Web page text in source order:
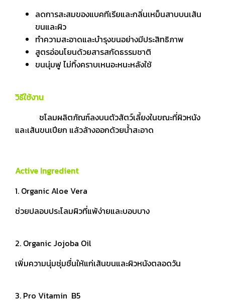
ลดการสะสมของแบคทีเรียและกลิ่นเหม็นสาบบนเส้น
ขนและผิว
ทำความสะอาดและบำรุงขนอย่างมีประสิทธิภาพ
สูตรอ่อนโยนด้วยสารสกัดธรรมชาติ
ขนนุ่มฟู ไม่ทิ้งคราบเหนอะหนะหลังใช้
วิธีใช้งาน
ชโลมผลิตภัณฑ์ลงบนตัวสัตว์เลี้ยงในขณะที่ผิวหนัง
และเส้นขนเปียก แล้วล้างออกด้วยน้ำสะอาด
Active Ingredient
1. Organic Aloe Vera
ช่วยปลอบประโลมผิวที่แพ้ง่ายและบอบบาง
2. Organic Jojoba Oil
เพิ่มความนุ่มชุ่มชื่นให้แก่เส้นขนและผิวหนังตลอดวัน
3. Pro Vitamin B5